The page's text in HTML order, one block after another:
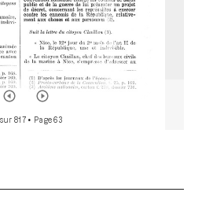
817 • Page 63